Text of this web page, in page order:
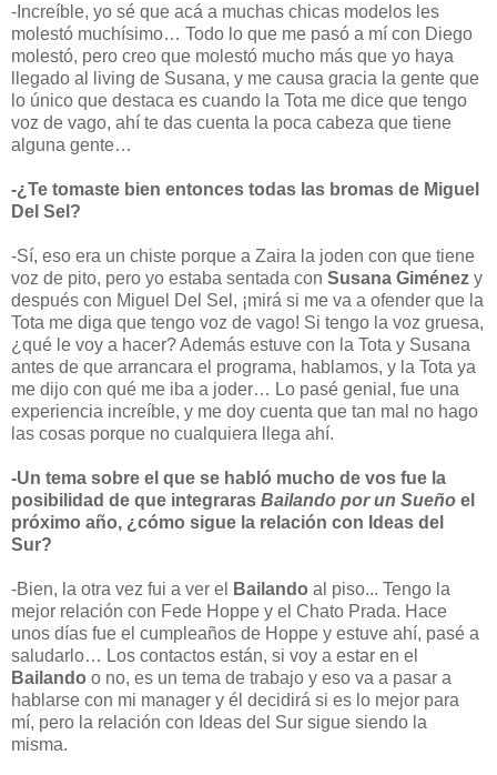
-Increíble, yo sé que acá a muchas chicas modelos les
molestó muchísimo… Todo lo que me pasó a mí con Diego
molestó, pero creo que molestó mucho más que yo haya
llegado al living de Susana, y me causa gracia la gente que
lo único que destaca es cuando la Tota me dice que tengo
voz de vago, ahí te das cuenta la poca cabeza que tiene
alguna gente…
-¿Te tomaste bien entonces todas las bromas de Miguel
Del Sel?
-Sí, eso era un chiste porque a Zaira la joden con que tiene
voz de pito, pero yo estaba sentada con Susana Giménez y
después con Miguel Del Sel, ¡mirá si me va a ofender que la
Tota me diga que tengo voz de vago! Si tengo la voz gruesa,
¿qué le voy a hacer? Además estuve con la Tota y Susana
antes de que arrancara el programa, hablamos, y la Tota ya
me dijo con qué me iba a joder… Lo pasé genial, fue una
experiencia increíble, y me doy cuenta que tan mal no hago
las cosas porque no cualquiera llega ahí.
-Un tema sobre el que se habló mucho de vos fue la
posibilidad de que integraras Bailando por un Sueño el
próximo año, ¿cómo sigue la relación con Ideas del
Sur?
-Bien, la otra vez fui a ver el Bailando al piso... Tengo la
mejor relación con Fede Hoppe y el Chato Prada. Hace
unos días fue el cumpleaños de Hoppe y estuve ahí, pasé a
saludarlo… Los contactos están, si voy a estar en el
Bailando o no, es un tema de trabajo y eso va a pasar a
hablarse con mi manager y él decidirá si es lo mejor para
mí, pero la relación con Ideas del Sur sigue siendo la
misma.